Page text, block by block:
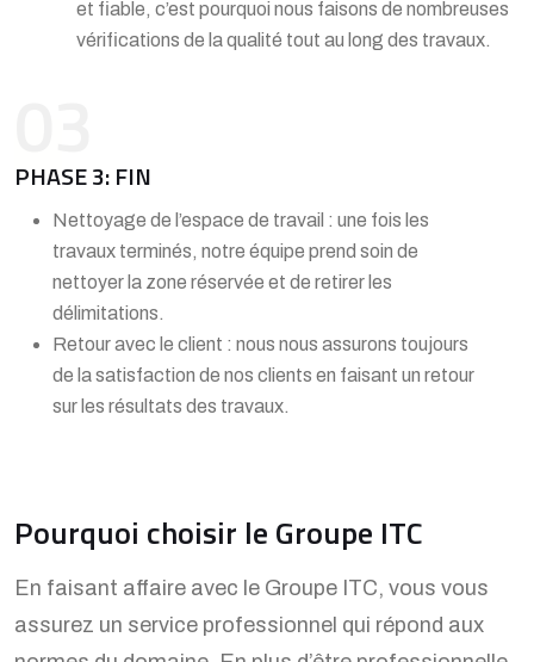
et fiable, c’est pourquoi nous faisons de nombreuses
vérifications de la qualité tout au long des travaux.
PHASE 3: FIN
Nettoyage de l’espace de travail : une fois les
travaux terminés, notre équipe prend soin de
nettoyer la zone réservée et de retirer les
délimitations.
Retour avec le client : nous nous assurons toujours
de la satisfaction de nos clients en faisant un retour
sur les résultats des travaux.
Pourquoi choisir le Groupe ITC
En faisant affaire avec le Groupe ITC, vous vous
assurez un service professionnel qui répond aux